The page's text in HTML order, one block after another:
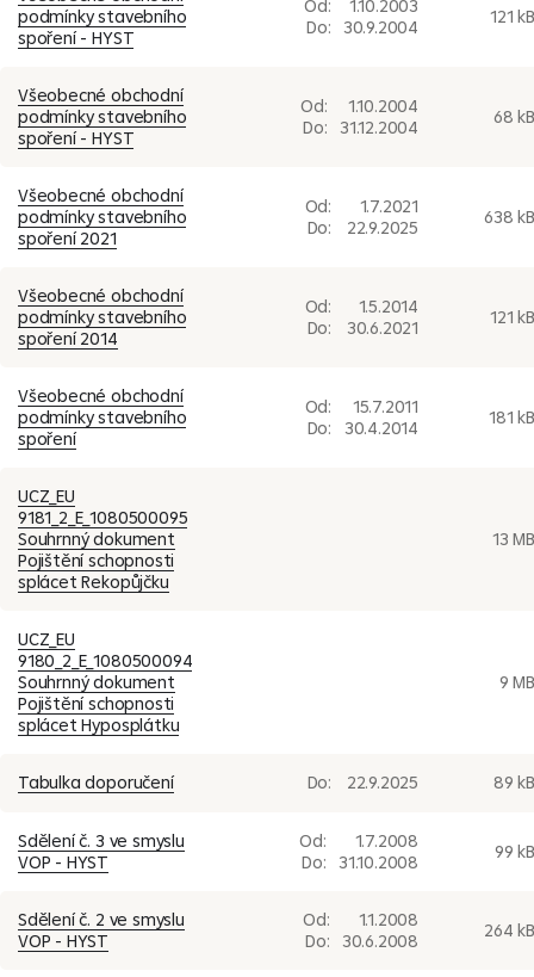
podmínky stavebního
spoření - HYST
Od:
1.10.2003
Do: 30.9.2004 121 kB
Všeobecné obchodní
podmínky stavebního
spoření - HYST
Od:
1.10.2004
Do: 31.12.2004 68 kB
Všeobecné obchodní
podmínky stavebního
spoření 2021
Od:
1.7.2021
Do:
22.9.2025 638 kB
Všeobecné obchodní
podmínky stavebního
spoření 2014
Od:
1.5.2014
Do:
30.6.2021 121 kB
Všeobecné obchodní
podmínky stavebního
spoření
Od:
15.7.2011
Do:
30.4.2014 181 kB
UCZ_EU
9181_2_E_1080500095
Souhrnný dokument
Pojištění schopnosti
splácet Rekopůjčku
13 MB
UCZ_EU
9180_2_E_1080500094
Souhrnný dokument
Pojištění schopnosti
splácet Hyposplátku
9 MB
Tabulka doporučení Do: 22.9.2025 89 kB
Sdělení č. 3 ve smyslu
VOP - HYST
Od:
1.7.2008
Do: 31.10.2008 99 kB
Sdělení č. 2 ve smyslu
VOP - HYST
Od:
1.1.2008
Do: 30.6.2008 264 kB